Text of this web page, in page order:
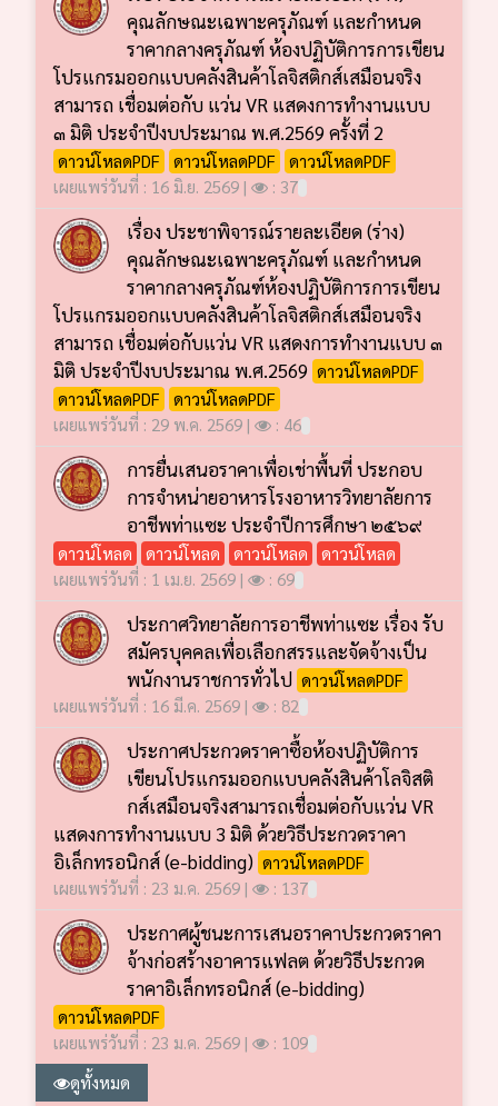
คุณลักษณะเฉพาะครุภัณฑ์ และกำหนด
ราคากลางครุภัณฑ์ ห้องปฏิบัติการการเขียน
โปรแกรมออกแบบคลังสินค้าโลจิสติกส์เสมือนจริง
สามารถ เชื่อมต่อกับ แว่น VR แสดงการทำงานแบบ
๓ มิติ ประจำปีงบประมาณ พ.ศ.2569 ครั้งที่ 2
ดาวน์โหลดPDF ดาวน์โหลดPDF
ดาวน์โหลดPDF
เผยแพร่วันที่ : 16 มิ.ย. 2569 |
: 37
เรื่อง ประชาพิจารณ์รายละเอียด (ร่าง)
คุณลักษณะเฉพาะครุภัณฑ์ และกำหนด
ราคากลางครุภัณฑ์ห้องปฏิบัติการการเขียน
โปรแกรมออกแบบคลังสินค้าโลจิสติกส์เสมือนจริง
สามารถ เชื่อมต่อกับแว่น VR แสดงการทำงานแบบ ๓
มิติ ประจำปีงบประมาณ พ.ศ.2569 ดาวน์โหลดPDF
ดาวน์โหลดPDF
ดาวน์โหลดPDF
เผยแพร่วันที่ : 29 พ.ค. 2569 |
: 46
การยื่นเสนอราคาเพื่อเช่าพื้นที่ ประกอบ
การจำหน่ายอาหารโรงอาหารวิทยาลัยการ
อาชีพท่าแซะ ประจำปีการศึกษา ๒๕๖๙
ดาวน์โหลด ดาวน์โหลด ดาวน์โหลด
ดาวน์โหลด
เผยแพร่วันที่ : 1 เม.ย. 2569 |
: 69
ประกาศวิทยาลัยการอาชีพท่าแซะ เรื่อง รับ
สมัครบุคคลเพื่อเลือกสรรและจัดจ้างเป็น
พนักงานราชการทั่วไป ดาวน์โหลดPDF
เผยแพร่วันที่ : 16 มี.ค. 2569 |
: 82
ประกาศประกวดราคาซื้อห้องปฏิบัติการ
เขียนโปรแกรมออกแบบคลังสินค้าโลจิสติ
กส์เสมือนจริงสามารถเชื่อมต่อกับแว่น VR
แสดงการทำงานแบบ 3 มิติ ด้วยวิธีประกวดราคา
อิเล็กทรอนิกส์ (e-bidding) ดาวน์โหลดPDF
เผยแพร่วันที่ : 23 ม.ค. 2569 |
: 137
ประกาศผู้ชนะการเสนอราคาประกวดราคา
จ้างก่อสร้างอาคารแฟลต ด้วยวิธีประกวด
ราคาอิเล็กทรอนิกส์ (e-bidding)
ดาวน์โหลดPDF
เผยแพร่วันที่ : 23 ม.ค. 2569 |
: 109
ดูทั้งหมด